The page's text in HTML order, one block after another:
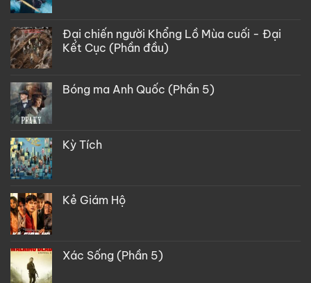
Đại chiến người Khổng Lồ Mùa cuối - Đại
Kết Cục (Phần đầu)
Bóng ma Anh Quốc (Phần 5)
Kỳ Tích
Kẻ Giám Hộ
Xác Sống (Phần 5)